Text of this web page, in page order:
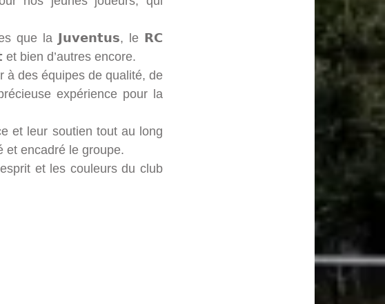
que la 𝗝𝘂𝘃𝗲𝗻𝘁𝘂𝘀, le 𝗥𝗖
bien d’autres encore.
à des équipes de qualité, de
expérience pour la
et leur soutien tout au long
et encadré le groupe.
et les couleurs du club